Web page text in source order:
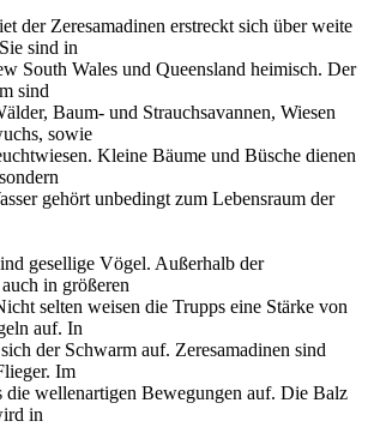
der Zeresamadinen erstreckt sich über weite
sind in
South Wales und Queensland heimisch. Der
sind
Baum- und Strauchsavannen, Wiesen
sowie
Kleine Bäume und Büsche dienen
gehört unbedingt zum Lebensraum der
gesellige Vögel. Außerhalb der
in größeren
selten weisen die Trupps eine Stärke von
auf. In
der Schwarm auf. Zeresamadinen sind
Im
die wellenartigen Bewegungen auf. Die Balz
in